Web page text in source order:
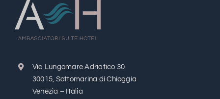
Via Lungomare Adriatico 30
30015, Sottomarina di Chioggia
Venezia – Italia